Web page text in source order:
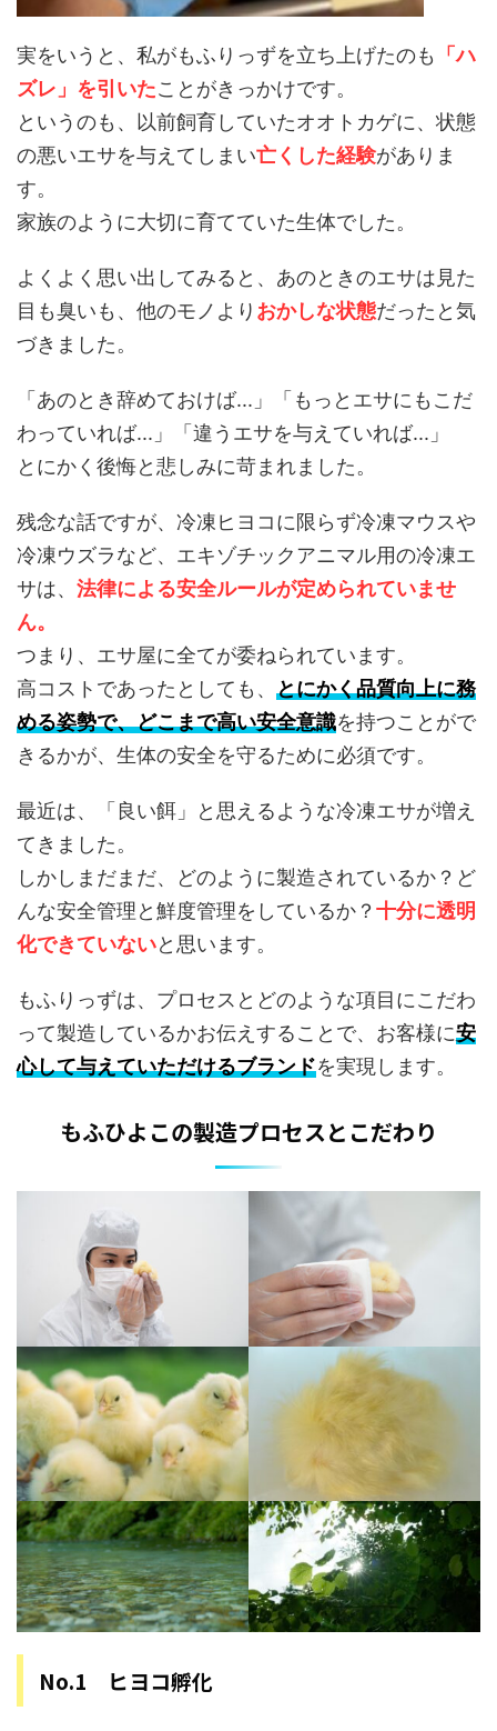
実をいうと、私がもふりっずを立ち上げたのも
「ハ
ズレ」を引いたことがきっかけです。
というのも、以前飼育していたオオトカゲに、状態
の悪いエサを与えてしまい亡くした経験がありま
す。
家族のように大切に育てていた生体でした。
よくよく思い出してみると、あのときのエサは見た
目も臭いも、他のモノより おかしな状態だったと気
づきました。
「あのとき辞めておけば...」「もっとエサにもこだ
わっていれば...」「違うエサを与えていれば...」
とにかく後悔と悲しみに苛まれました。
残念な話ですが、冷凍ヒヨコに限らず冷凍マウスや
冷凍ウズラなど、エキゾチックアニマル用の冷凍エ
サは、 法律による安全ルールが定められていませ
ん。
つまり、エサ屋に全てが委ねられています。
高コストであったとしても、 とにかく品質向上に務
める姿勢で、どこまで高い安全意識を持つことがで
きるかが、生体の安全を守るために必須です。
最近は、「良い餌」と思えるような冷凍エサが増え
てきました。
しかしまだまだ、どのように製造されているか？ど
んな安全管理と鮮度管理をしているか？ 十分に透明
化できていないと思います。
もふりっずは、プロセスとどのような項目にこだわ
って製造しているかお伝えすることで、お客様に安
心して与えていただけるブランドを実現します。
もふひよこの製造プロセスとこだわり
No.1 ヒヨコ孵化